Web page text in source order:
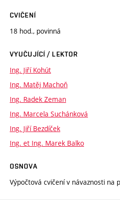
CVIČENÍ
18 hod., povinná
VYUČUJÍCÍ / LEKTOR
Ing. Jiří Kohút
Ing. Matěj Machoň
Ing. Radek Zeman
Ing. Marcela Suchánková
Ing. Jiří Bezdíček
Ing. et Ing. Marek Balko
OSNOVA
Výpočtová cvičení v návaznosti na